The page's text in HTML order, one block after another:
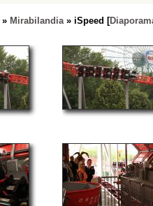
» Mirabilandia» iSpeed [